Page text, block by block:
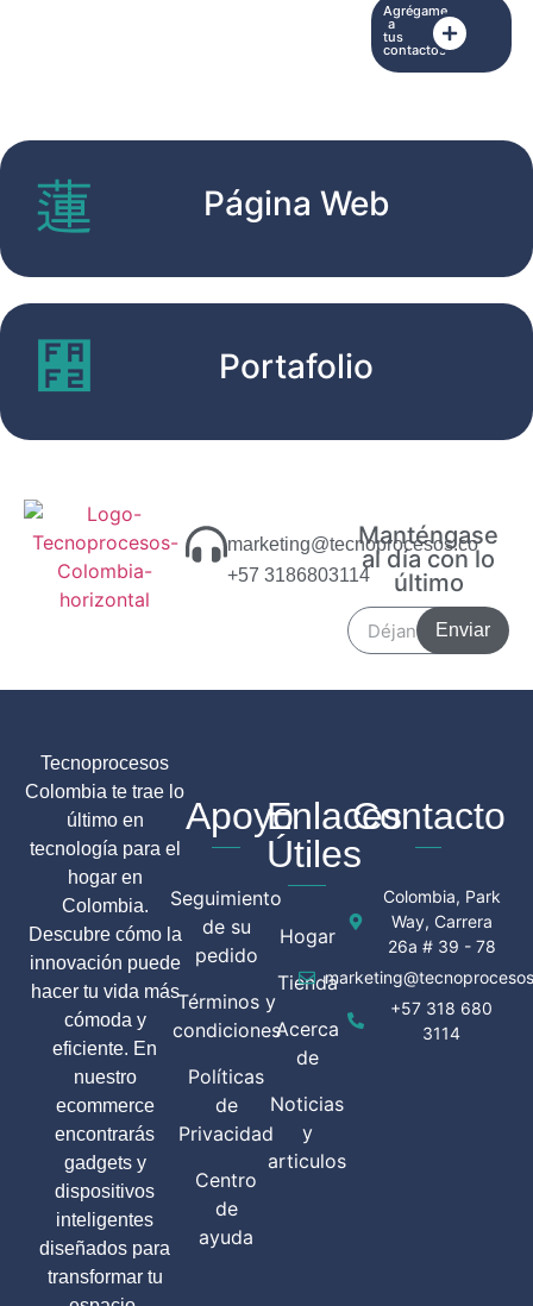
Agrégame
a
tus
contactos
Página Web
Portafolio
marketing@tecnoprocesos.co
+57 3186803114
Manténgase
al día con lo
último
Enviar
Tecnoprocesos
Colombia te trae lo
último en
tecnología para el
hogar en
Colombia.
Descubre cómo la
innovación puede
hacer tu vida más
cómoda y
eficiente. En
nuestro
ecommerce
encontrarás
gadgets y
dispositivos
inteligentes
diseñados para
transformar tu
Apoyo
Seguimiento
de su
pedido
Términos y
condiciones
Políticas
de
Privacidad
Centro
de
ayuda
Enlaces
Útiles
Hogar
Tienda
Acerca
de
Noticias
y
articulos
Contacto
Colombia, Park
Way, Carrera
26a # 39 - 78
+57 318 680
3114